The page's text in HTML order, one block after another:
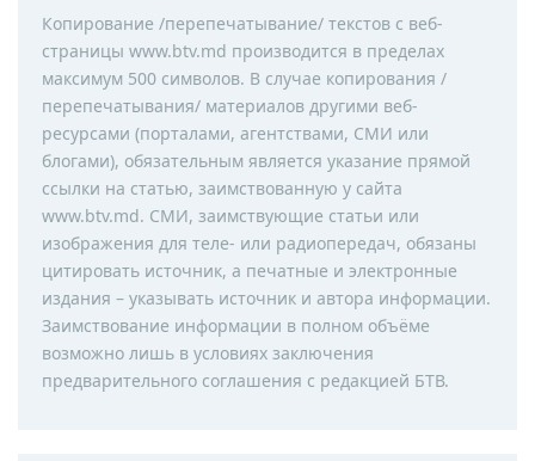
Копирование /перепечатывание/ текстов с веб-
страницы www.btv.md производится в пределах
максимум 500 символов. В случае копирования /
перепечатывания/ материалов другими веб-
ресурсами (порталами, агентствами, СМИ или
блогами), обязательным является указание прямой
ссылки на статью, заимствованную у сайта
www.btv.md. СМИ, заимствующие статьи или
изображения для теле- или радиопередач, обязаны
цитировать источник, а печатные и электронные
издания – указывать источник и автора информации.
Заимствование информации в полном объёме
возможно лишь в условиях заключения
предварительного соглашения с редакцией БТВ.